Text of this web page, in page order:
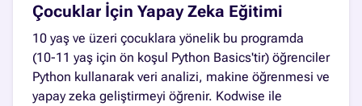
Çocuklar İçin Yapay Zeka Eğitimi
10 yaş ve üzeri çocuklara yönelik bu programda
(10-11 yaş için ön koşul Python Basics'tir) öğrenciler
Python kullanarak veri analizi, makine öğrenmesi ve
yapay zeka geliştirmeyi öğrenir. Kodwise ile